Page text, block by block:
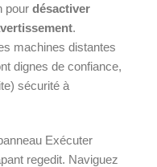
pour désactiver
.
machines distantes
dignes de confiance,
sécurité à
Exécuter
regedit. Naviguez